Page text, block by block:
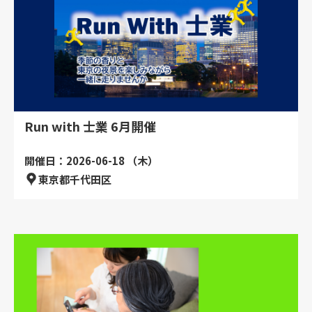
Run with 士業 6月開催
開催日：2026-06-18 （木）
東京都千代田区